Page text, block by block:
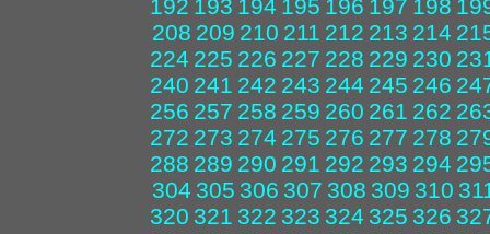
192 193 194 195 196 197 198
208 209 210 211 212 213 214
224 225 226 227 228 229 230
240 241 242 243 244 245 246
256 257 258 259 260 261 262
272 273 274 275 276 277 278
288 289 290 291 292 293 294
304 305 306 307 308 309 310
320 321 322 323 324 325 326